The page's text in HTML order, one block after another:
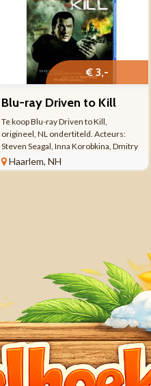
€ 3,-
Blu-ray Driven to Kill
Te koop Blu-ray Driven to Kill,
origineel, NL ondertiteld. Acteurs:
Steven Seagal, Inna Korobkina, Dmitry
Chepovetsky Zak Santiago, Robert
Wisden. Regisseur: Jeff King Blu-ray 1
Haarlem, NH